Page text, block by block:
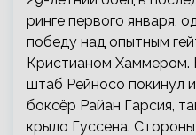
ринге первого января,
победу над опытным
Кристианом Хаммером.
штаб Рейносо покинул
боксёр Райан Гарсия,
крыло Гуссена.